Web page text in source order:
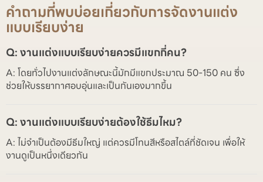
คำถามที่พบบ่อยเกี่ยวกับการจัดงานแต่ง
แบบเรียบง่าย
Q: งานแต่งแบบเรียบง่ายควรมีแขกกี่คน?
A: โดยทั่วไปงานแต่งลักษณะนี้มักมีแขกประมาณ 50-150 คน ซึ่ง
ช่วยให้บรรยากาศอบอุ่นและเป็นกันเองมากขึ้น
Q: งานแต่งแบบเรียบง่ายต้องใช้ธีมไหม?
A: ไม่จำเป็นต้องมีธีมใหญ่ แต่ควรมีโทนสีหรือสไตล์ที่ชัดเจน เพื่อให้
งานดูเป็นหนึ่งเดียวกัน